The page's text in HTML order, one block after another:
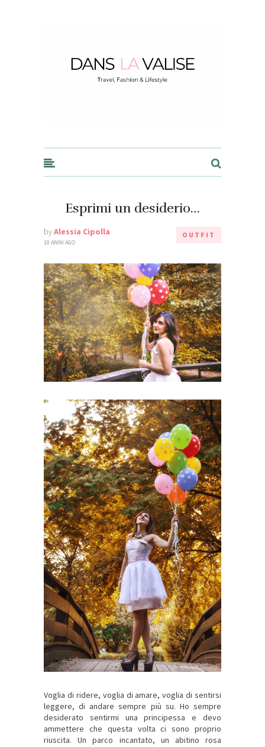
Esprimi un desiderio…
byAlessia Cipolla
10 ANNI AGO
OUTFIT
Voglia di ridere, voglia di amare, voglia di sentirsi
leggere, di andare sempre più su. Ho sempre
desiderato sentirmi una principessa e devo
ammettere che questa volta ci sono proprio
riuscita. Un parco incantato, un abitino rosa